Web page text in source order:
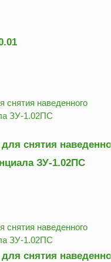
снятия
ЗУ-1.02ПС
снятия